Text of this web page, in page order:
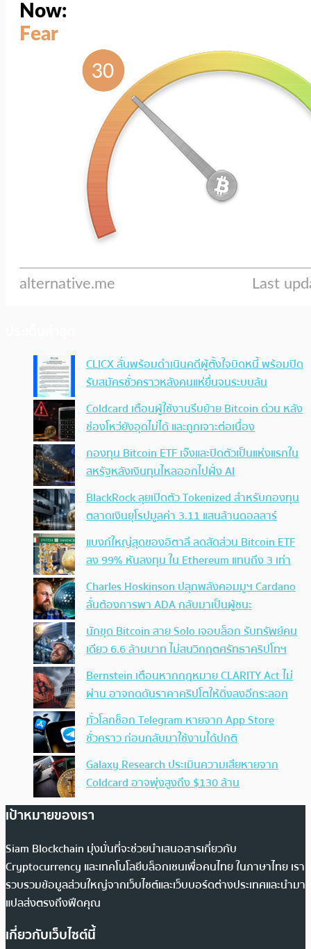
CLICX ลั่นพร้อมดำเนินคดีผู้ตั้งใจบิดหนี้ พร้อมปิด
รับสมัครชั่วคราวหลังคนแห่ยื่นจนระบบล้น
Coldcard เตือนผู้ใช้งานรีบย้าย Bitcoin ด่วน หลัง
ช่องโหว่ยังอุดไม่ได้ และถูกเจาะต่อเนื่อง
กองทุน Bitcoin ETF เจ๊งและปิดตัวเป็นแห่งแรกใน
สหรัฐหลังเงินทุนไหลออกไปฝั่ง AI
BlackRock ลุยเปิดตัว Tokenized สำหรับกองทุน
ตลาดเงินยุโรปมูลค่า 3.11 แสนล้านดอลลาร์
แบงก์ใหญ่สุดของอิตาลี ลดสัดส่วน Bitcoin ETF
ลง 99% หันลงทุน ใน Ethereum แทนถึง 3 เท่า
Charles Hoskinson ปลุกพลังคอมมูฯ Cardano
ลั่นต้องการพา ADA กลับมาเป็นผู้ชนะ
นักขุด Bitcoin สาย Solo เจอบล็อก รับทรัพย์คน
เดียว 6.6 ล้านบาท ไม่สนวิกฤตศรัทธาคริปโทฯ
Bernstein เตือนหากกฎหมาย CLARITY Act ไม่
ผ่าน อาจกดดันราคาคริปโตให้ดิ่งลงอีกระลอก
ทั่วโลกช็อก Telegram หายจาก App Store
ชั่วคราว ก่อนกลับมาใช้งานได้ปกติ
Galaxy Research ประเมินความเสียหายจาก
Coldcard อาจพุ่งสูงถึง $130 ล้าน
เป้าหมายของเรา
Siam Blockchain มุ่งมั่นที่จะช่วยนำเสนอสารเกี่ยวกับ
Cryptocurrency และเทคโนโลยีบล็อกเชนเพื่อคนไทย ในภาษาไทย เรา
รวบรวมข้อมูลส่วนใหญ่จากเว็บไซต์และเว็บบอร์ดต่างประเทศและนำมา
แปลส่งตรงถึงฟีดคุณ
เกี่ยวกับเว็บไซต์นี้